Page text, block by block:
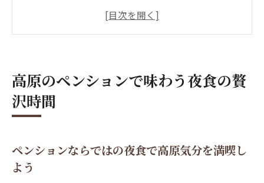
長野県須坂市のペンション夜食は家族旅行
高地のペンションならではの涼しさと夜食
の相性
夜の静けさとともに味わうペンション夜食
高原のペンションで味わう夜食の贅
沢時間
ペンションならではの夜食で高原気分を満喫し
よう